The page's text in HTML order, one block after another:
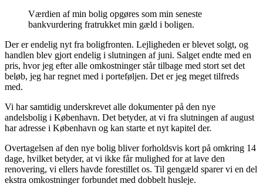
Værdien af min bolig opgøres som min seneste
bankvurdering fratrukket min gæld i boligen.
Der er endelig nyt fra boligfronten. Lejligheden er blevet solgt, og
handlen blev gjort endelig i slutningen af juni. Salget endte med en
pris, hvor jeg efter alle omkostninger står tilbage med stort set det
beløb, jeg har regnet med i porteføljen. Det er jeg meget tilfreds
med.
Vi har samtidig underskrevet alle dokumenter på den nye
andelsbolig i København. Det betyder, at vi fra slutningen af august
har adresse i København og kan starte et nyt kapitel der.
Overtagelsen af den nye bolig bliver forholdsvis kort på omkring 14
dage, hvilket betyder, at vi ikke får mulighed for at lave den
renovering, vi ellers havde forestillet os. Til gengæld sparer vi en del
ekstra omkostninger forbundet med dobbelt husleje.